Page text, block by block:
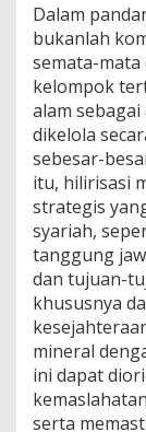
Dalam
bukanlah
semata-
kelompok
alam
dikelola
sebesar-
itu, hilirisasi
strategis
syariah,
tanggung
dan tujuan-
khususnya
mineral
ini dapat
serta